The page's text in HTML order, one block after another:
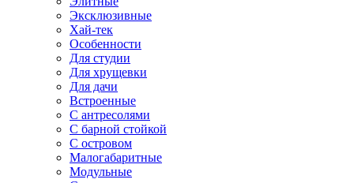
Эксклюзивные
Хай-тек
Особенности
Для студии
Для хрущевки
Для дачи
Встроенные
С антресолями
С барной стойкой
С островом
Малогабаритные
Модульные